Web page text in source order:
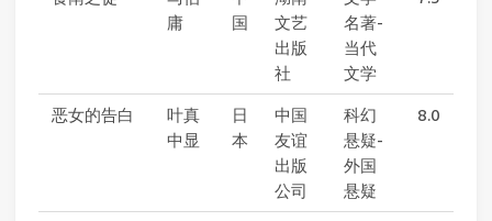
庸
国
文艺
出版
社
名著-
当代
文学
恶女的告白
叶真
中显
日
本
中国
友谊
出版
公司
科幻
悬疑-
外国
悬疑
8.0